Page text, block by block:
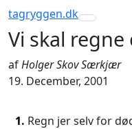
tagryggen.dk
Toggle
Vi skal
afHolger Skov Særkjær
19. December, 2001
1. Regn jer selv for